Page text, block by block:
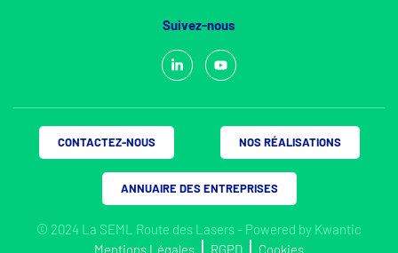
Suivez-nous
© 2024 La SEML Route des Lasers - Powered by Kwantic
Mentions Légales
RGPD Cookies
CONTACTEZ-NOUS NOS RÉALISATIONS
ANNUAIRE DES ENTREPRISES